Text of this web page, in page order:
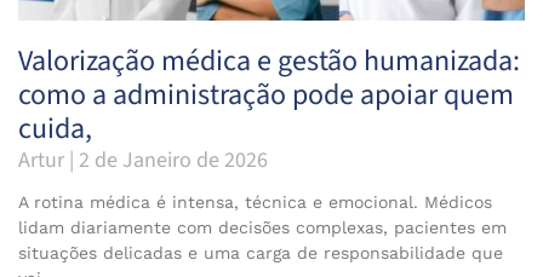
Valorização médica e gestão humanizada:
como a administração pode apoiar quem
cuida,
Artur 2 de Janeiro de 2026
A rotina médica é intensa, técnica e emocional. Médicos
lidam diariamente com decisões complexas, pacientes em
situações delicadas e uma carga de responsabilidade que